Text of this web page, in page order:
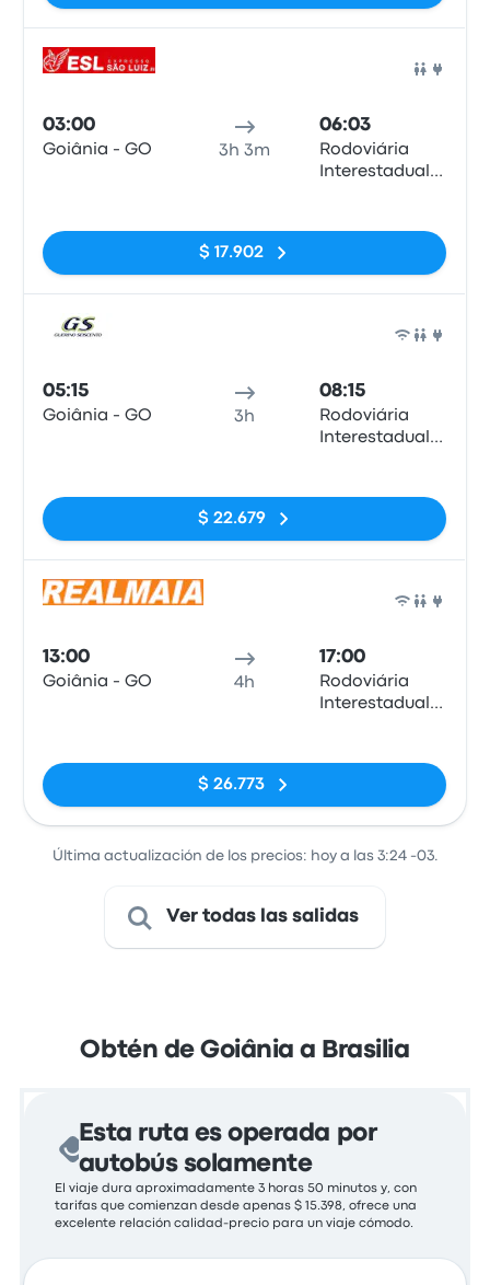
03:00
Goiânia - GO 3h 3m
06:03
Rodoviária
Interestadual
$ 17.902
05:15
Goiânia - GO 3h
08:15
Rodoviária
Interestadual
$ 22.679
13:00
Goiânia - GO 4h
17:00
Rodoviária
Interestadual
$ 26.773
Última actualización de los precios: hoy a las 3:24 -03.
Ver todas las salidas
Obtén de Goiânia a Brasilia
Esta ruta es operada por
autobús solamente
El viaje dura aproximadamente 3 horas 50 minutos y, con
tarifas que comienzan desde apenas $ 15.398, ofrece una
excelente relación calidad-precio para un viaje cómodo.